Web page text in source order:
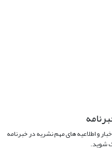
و اطلاعیه های مهم نشریه در خبرنامه
شوید.